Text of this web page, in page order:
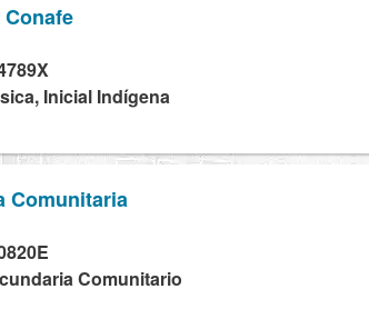
Inicial Indígena
Comunitaria
Comunitario